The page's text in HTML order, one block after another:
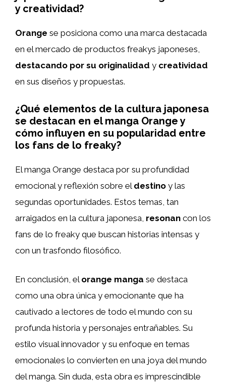
y creatividad?
Orange se posiciona como una marca destacada
en el mercado de productos freakys japoneses,
destacando por su originalidad y creatividad
en sus diseños y propuestas.
¿Qué elementos de la cultura japonesa
se destacan en el manga Orange y
cómo influyen en su popularidad entre
los fans de lo freaky?
El manga Orange destaca por su profundidad
emocional y reflexión sobre el destino y las
segundas oportunidades. Estos temas, tan
arraigados en la cultura japonesa, resonan con los
fans de lo freaky que buscan historias intensas y
con un trasfondo filosófico.
En conclusión, el orange manga se destaca
como una obra única y emocionante que ha
cautivado a lectores de todo el mundo con su
profunda historia y personajes entrañables. Su
estilo visual innovador y su enfoque en temas
emocionales lo convierten en una joya del mundo
del manga. Sin duda, esta obra es imprescindible